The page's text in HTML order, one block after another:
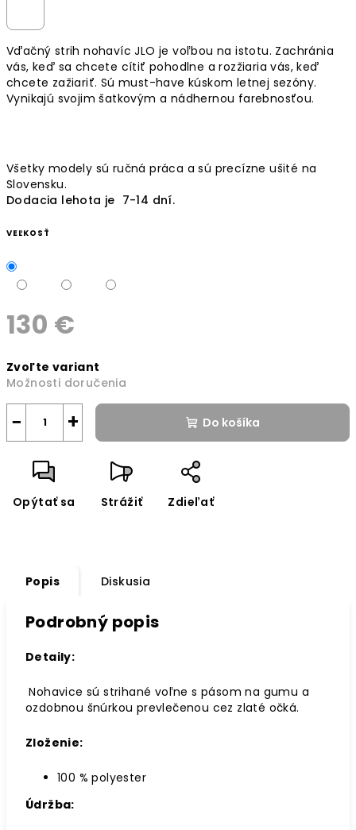
Vďačný strih nohavíc JLO je voľbou na istotu. Zachránia
vás, keď sa chcete cítiť pohodlne a rozžiaria vás, keď
chcete zažiariť. Sú must-have kúskom letnej sezóny.
Vynikajú svojim šatkovým a nádhernou farebnosťou.
Všetky modely sú ručná práca a sú precízne ušité na
Slovensku.
Dodacia lehota je 7-14 dní.
VEĽKOSŤ
130 €
cena:
Zvoľte variant
Možnosti doručenia
+
− Do košíka
Opýtať sa Strážiť Zdieľať
Popis Diskusia
Podrobný popis
Detaily:
Nohavice sú strihané voľne s pásom na gumu a
ozdobnou šnúrkou prevlečenou cez zlaté očká.
Zloženie:
100 % polyester
Údržba: